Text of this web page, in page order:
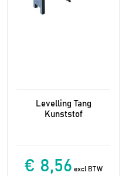
Levelling Tang
Kunststof
€ 8,56 excl BTW